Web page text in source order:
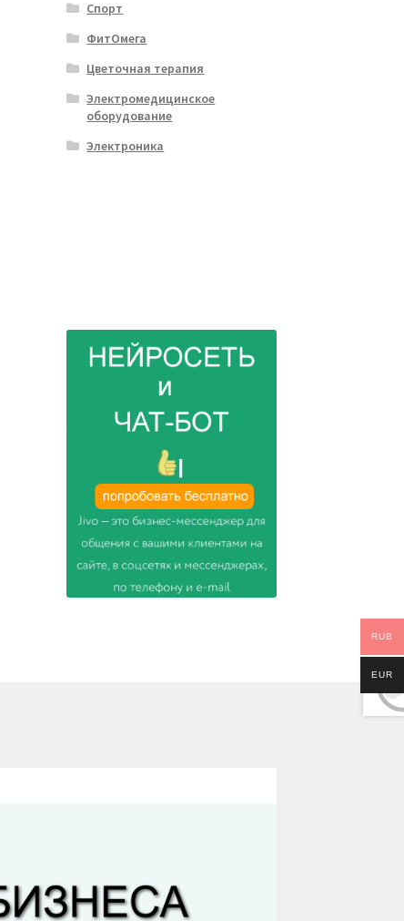
Спорт
ФитОмега
Цветочная терапия
Электромедицинское
оборудование
Электроника
RUB
EUR